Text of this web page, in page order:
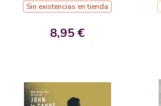
Sin existencias en tienda
8,95 €